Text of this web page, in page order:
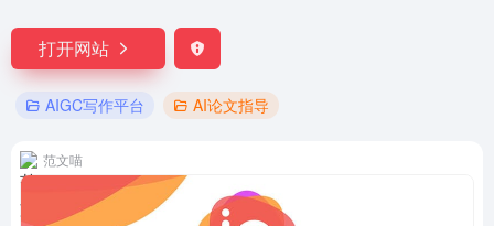
打开网站
AIGC写作平台 AI论文指导
范文喵